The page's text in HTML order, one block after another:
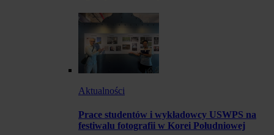
Aktualności
Prace studentów i wykładowcy USWPS na
festiwalu fotografii w Korei Południowej